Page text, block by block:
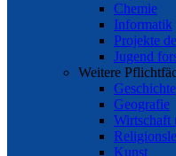
Chemie
Informatik
Projekte
Jugend
Weitere
Geschichte
Geografie
Wirtschaft
Kunst